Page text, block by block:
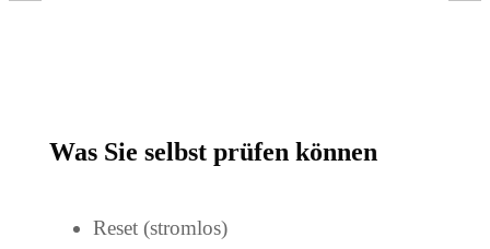
Was Sie selbst prüfen können
Reset (stromlos)